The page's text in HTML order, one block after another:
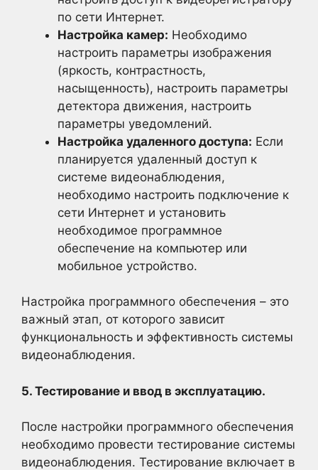
по сети Интернет.
Настройка камер: Необходимо
настроить параметры изображения
(яркость, контрастность,
насыщенность), настроить параметры
детектора движения, настроить
параметры уведомлений.
Настройка удаленного доступа: Если
планируется удаленный доступ к
системе видеонаблюдения,
необходимо настроить подключение к
сети Интернет и установить
необходимое программное
обеспечение на компьютер или
мобильное устройство.
Настройка программного обеспечения – это
важный этап, от которого зависит
функциональность и эффективность системы
видеонаблюдения.
5. Тестирование и ввод в эксплуатацию.
После настройки программного обеспечения
необходимо провести тестирование системы
видеонаблюдения. Тестирование включает в